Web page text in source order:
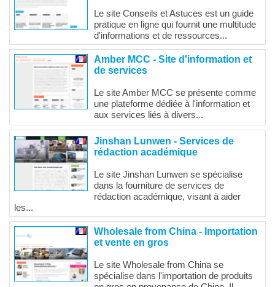
Le site Conseils et Astuces est un guide
pratique en ligne qui fournit une multitude
d'informations et de ressources...
Amber MCC - Site d'information et
de services
Le site Amber MCC se présente comme
une plateforme dédiée à l'information et
aux services liés à divers...
Jinshan Lunwen - Services de
rédaction académique
Le site Jinshan Lunwen se spécialise
dans la fourniture de services de
rédaction académique, visant à aider
les...
Wholesale from China - Importation
et vente en gros
Le site Wholesale from China se
spécialise dans l'importation de produits